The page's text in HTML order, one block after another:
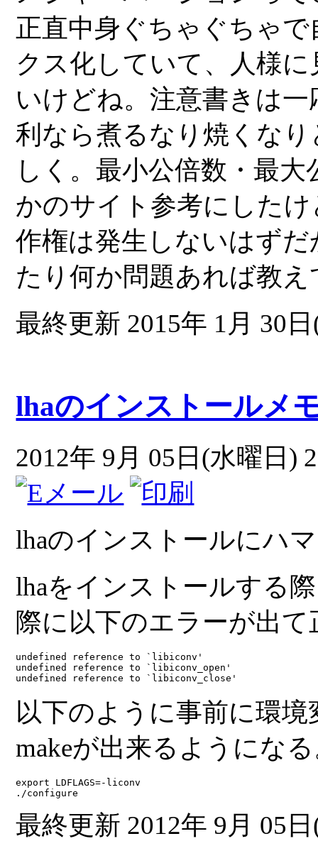
正直中身ぐちゃぐちゃ
クス化していて、人様
いけどね。注意書きは
利なら煮るなり焼くな
しく。最小公倍数・最
かのサイト参考にした
作権は発生しないはず
たり何か問題あれば教
最終更新 2015年 1月 30
lhaのインストールメ
2012年 9月 05日(水曜日)
lhaのインストールにハ
lhaをインストールする
際に以下のエラーが出
undefined reference to `libiconv'
undefined reference to `libiconv_open'
undefined reference to `libiconv_close'
以下のように事前に環
makeが出来るようにな
export LDFLAGS=-liconv
./configure
最終更新 2012年 9月 05